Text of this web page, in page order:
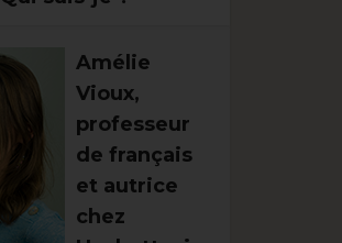
Amélie
Vioux,
professeur
de français
et autrice
chez